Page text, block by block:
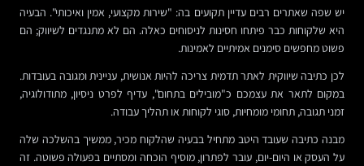
יש שפה שאתרים רבים עדיין תקועים בה: "שירות מקצועי, אמין ואיכותי". הבעיה
היא שלקוחות כבר פיתחו חסינות לניסוחים כאלה. הם לא מתנגדים לשיווק; הם
פשוט מחפשים סימנים אמיתיים לאמינות.
לכן כתיבה שיווקית לאתר תדמית צריכה להיות אנושית, עניינית ומגובה בעובדות.
במקום לתאר את עצמכם כ"מובילים בתחום", עדיף לפרט ניסיון, מתודולוגיה,
זמני תגובה, תחומי מומחיות, סוגי לקוחות או תהליך עבודה.
מבנה כתיבה שעובד היטב מתחיל בבעיה שהלקוח מכיר, ממשיך בהשלכה שלה
על העסק או היום-יום, עובר לפתרון, מוסיף הוכחה ומסתיים בפעולה פשוטה. זה